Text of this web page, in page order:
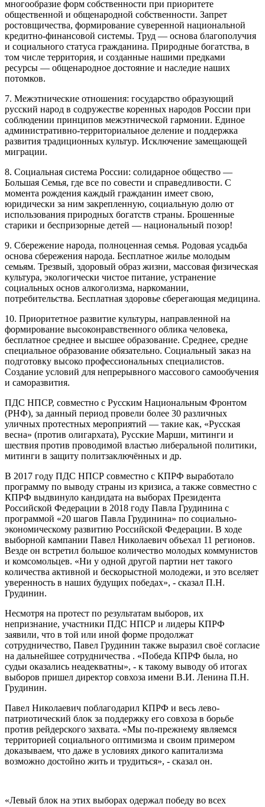
многообразие форм собственности при приоритете
общественной и общенародной собственности. Запрет
ростовщичества, формирование суверенной национальной
кредитно-финансовой системы. Труд — основа благополучия
и социального статуса гражданина. Природные богатства, в
том числе территория, и созданные нашими предками
ресурсы — общенародное достояние и наследие наших
потомков.
7. Межэтнические отношения: государство образующий
русский народ в содружестве коренных народов России при
соблюдении принципов межэтнической гармонии. Единое
административно-территориальное деление и поддержка
развития традиционных культур. Исключение замещающей
миграции.
8. Социальная система России: солидарное общество —
Большая Семья, где все по совести и справедливости. С
момента рождения каждый гражданин имеет свою,
юридически за ним закрепленную, социальную долю от
использования природных богатств страны. Брошенные
старики и беспризорные детей — национальный позор!
9. Сбережение народа, полноценная семья. Родовая усадьба
основа сбережения народа. Бесплатное жилье молодым
семьям. Трезвый, здоровый образ жизни, массовая физическая
культура, экологически чистое питание, устранение
социальных основ алкоголизма, наркомании,
потребительства. Бесплатная здоровье сберегающая медицина.
10. Приоритетное развитие культуры, направленной на
формирование высоконравственного облика человека,
бесплатное среднее и высшее образование. Среднее, средне
специальное образование обязательно. Социальный заказ на
подготовку высоко профессиональных специалистов.
Создание условий для непрерывного массового самообучения
и саморазвития.
ПДС НПСР, совместно с Русским Национальным Фронтом
(РНФ), за данный период провели более 30 различных
уличных протестных мероприятий — такие как, «Русская
весна» (против олигархата), Русские Марши, митинги и
шествия против проводимой властью либеральной политики,
митинги в защиту политзаключённых и др.
В 2017 году ПДС НПСР совместно с КПРФ выработало
программу по выводу страны из кризиса, а также совместно с
КПРФ выдвинуло кандидата на выборах Президента
Российской Федерации в 2018 году Павла Грудинина с
программой «20 шагов Павла Грудинина» по социально-
экономическому развитию Российской Федерации. В ходе
выборной кампании Павел Николаевич объехал 11 регионов.
Везде он встретил большое количество молодых коммунистов
и комсомольцев. «Ни у одной другой партии нет такого
количества активной и бескорыстной молодежи, и это вселяет
уверенность в наших будущих победах», - сказал П.Н.
Грудинин.
Несмотря на протест по результатам выборов, их
непризнание, участники ПДС НПСР и лидеры КПРФ
заявили, что в той или иной форме продолжат
сотрудничество, Павел Грудинин также выразил своё согласие
на дальнейшее сотрудничества . «Победа КПРФ была, но
судьи оказались неадекватны», - к такому выводу об итогах
выборов пришел директор совхоза имени В.И. Ленина П.Н.
Грудинин.
Павел Николаевич поблагодарил КПРФ и весь лево-
патриотический блок за поддержку его совхоза в борьбе
против рейдерского захвата. «Мы по-прежнему являемся
территорией социального оптимизма и своим примером
доказываем, что даже в условиях дикого капитализма
возможно достойно жить и трудиться», - сказал он.
«Левый блок на этих выборах одержал победу во всех